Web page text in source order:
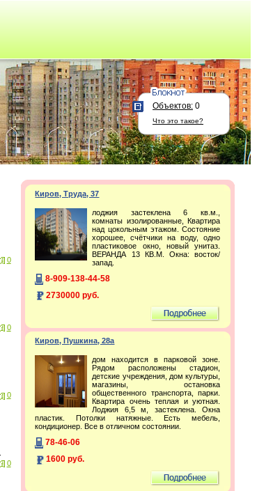
Объектов: 0
Что это такое?
0
0
0
0
Киров, Труда, 37
лоджия застеклена 6 кв.м.,
комнаты изолированные, Квартира
над цокольным этажом. Состояние
хорошее, счётчики на воду, одно
пластиковое окно, новый унитаз.
ВЕРАНДА 13 КВ.М. Окна: восток/
запад.
8-909-138-44-58
2730000 руб.
Киров, Пушкина, 28а
дом находится в парковой зоне.
Рядом расположены стадион,
детские учреждения, дом культуры,
магазины, остановка
общественного транспорта, парки.
Квартира очень теплая и уютная.
Лоджия 6,5 м, застеклена. Окна
пластик. Потолки натяжные. Есть мебель,
кондиционер. Все в отличном состоянии.
78-46-06
1600 руб.